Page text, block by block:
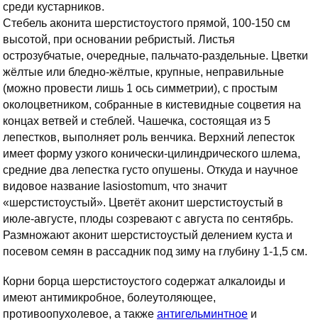
среди кустарников.
Стебель аконита шерстистоустого прямой, 100-150 см
высотой, при основании ребристый. Листья
острозубчатые, очередные, пальчато-раздельные. Цветки
жёлтые или бледно-жёлтые, крупные, неправильные
(можно провести лишь 1 ось симметрии), с простым
околоцветником, собранные в кистевидные соцветия на
концах ветвей и стеблей. Чашечка, состоящая из 5
лепестков, выполняет роль венчика. Верхний лепесток
имеет форму узкого конически-цилиндрического шлема,
средние два лепестка густо опушены. Откуда и научное
видовое название lasiostomum, что значит
«шерстистоустый». Цветёт аконит шерстистоустый в
июле-августе, плоды созревают с августа по сентябрь.
Размножают аконит шерстистоустый делением куста и
посевом семян в рассадник под зиму на глубину 1-1,5 см.
Корни борца шерстистоустого содержат алкалоиды и
имеют антимикробное, болеутоляющее,
противоопухолевое, а также антигельминтное и